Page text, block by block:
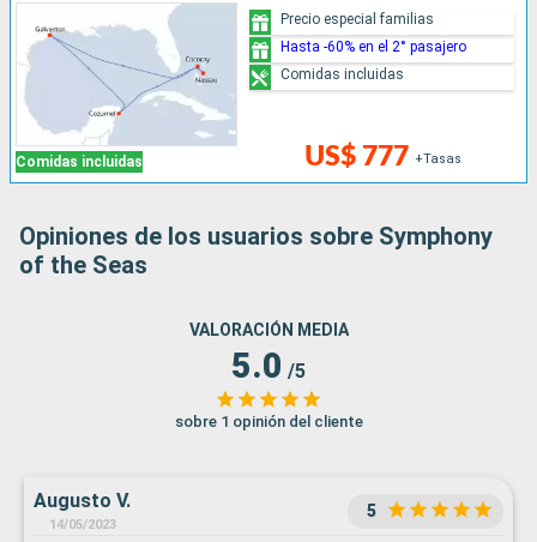
Comidas incluidas US$ 777 +Tasas
Precio especial familias
Hasta -60% en el 2° pasajero
Comidas incluidas
Opiniones de los usuarios sobre Symphony
of the Seas
VALORACIÓN MEDIA
5.0 /5
sobre 1 opinión del cliente
Augusto V.
14/05/2023
5